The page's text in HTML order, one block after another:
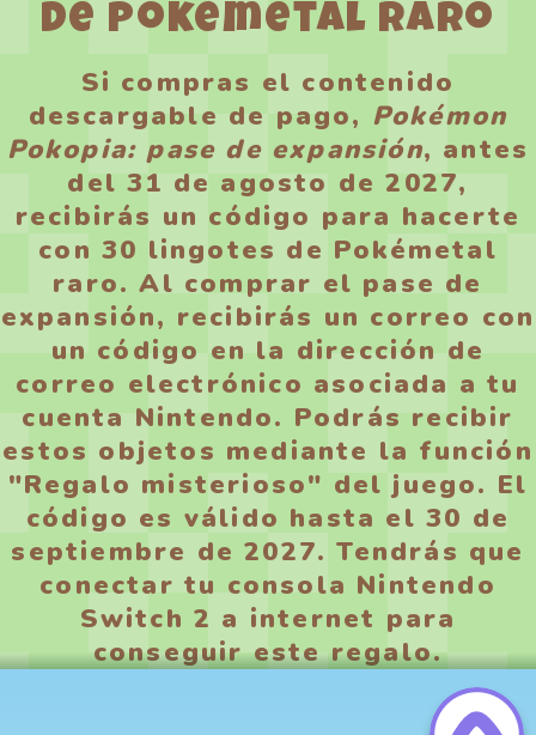
de Pokémetal raro
Si compras el contenido
descargable de pago, Pokémon
Pokopia: pase de expansión, antes
del 31 de agosto de 2027,
recibirás un código para hacerte
con 30 lingotes de Pokémetal
raro. Al comprar el pase de
expansión, recibirás un correo con
un código en la dirección de
correo electrónico asociada a tu
cuenta Nintendo. Podrás recibir
estos objetos mediante la función
"Regalo misterioso" del juego. El
código es válido hasta el 30 de
septiembre de 2027. Tendrás que
conectar tu consola Nintendo
Switch 2 a internet para
conseguir este regalo.